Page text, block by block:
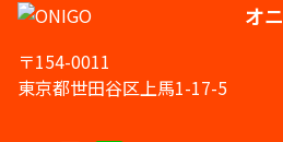
オ
〒154-0011
東京都世田谷区上馬1-17-5